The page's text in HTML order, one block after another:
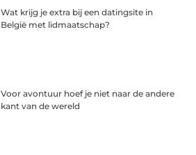
Wat krijg je extra bij een datingsite in
België met lidmaatschap?
Voor avontuur hoef je niet naar de andere
kant van de wereld